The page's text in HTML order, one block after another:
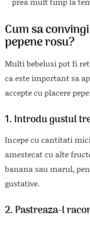
Cum sa
pepene rosu?
Multi bebelusi pot fi
ca este important sa
accepte cu placere
1. Introdu gustul
Incepe cu cantitati
amestecat cu alte
banana sau marul,
gustative.
2. Pastreaza-l